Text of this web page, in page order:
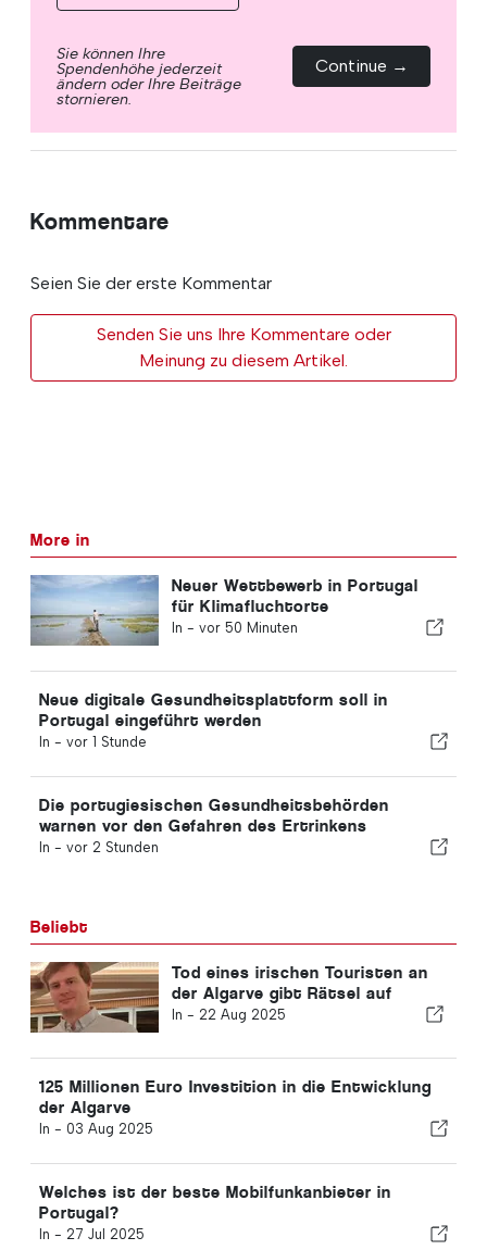
Sie können Ihre
Spendenhöhe jederzeit
ändern oder Ihre Beiträge
stornieren.
Continue →
Kommentare
Seien Sie der erste Kommentar
Senden Sie uns Ihre Kommentare oder
Meinung zu diesem Artikel.
More in
Neuer Wettbewerb in Portugal
für Klimafluchtorte
In - vor 50 Minuten
Neue digitale Gesundheitsplattform soll in
Portugal eingeführt werden
In - vor 1 Stunde
Die portugiesischen Gesundheitsbehörden
warnen vor den Gefahren des Ertrinkens
In - vor 2 Stunden
Beliebt
Tod eines irischen Touristen an
der Algarve gibt Rätsel auf
In - 22 Aug 2025
125 Millionen Euro Investition in die Entwicklung
der Algarve
In - 03 Aug 2025
Welches ist der beste Mobilfunkanbieter in
Portugal?
In - 27 Jul 2025